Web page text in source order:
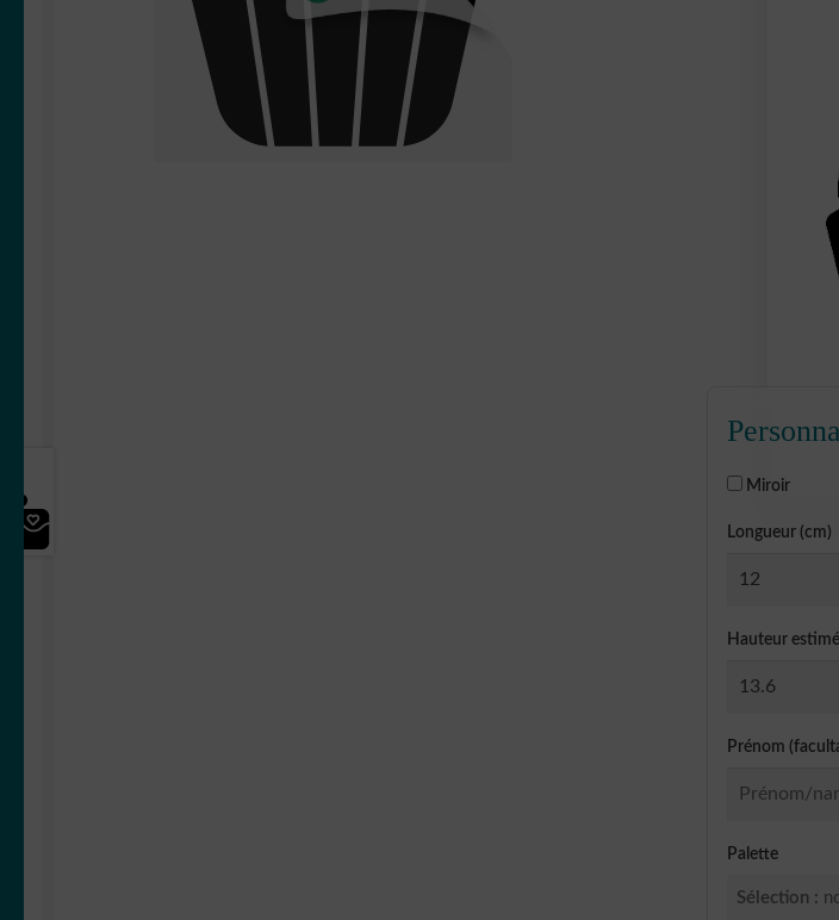
Miroir
Longueur (cm)
Hauteur
Prénom
Palette
Sélection :